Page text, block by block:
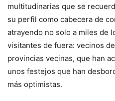
multitudinarias que se
su perfil como cabecera de
atrayendo no solo a miles de
visitantes de fuera: vecinos
provincias vecinas, que han
unos festejos que han
más optimistas.